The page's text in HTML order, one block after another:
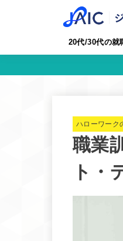
20代/30代の就
ハローワーク
職業
ト・